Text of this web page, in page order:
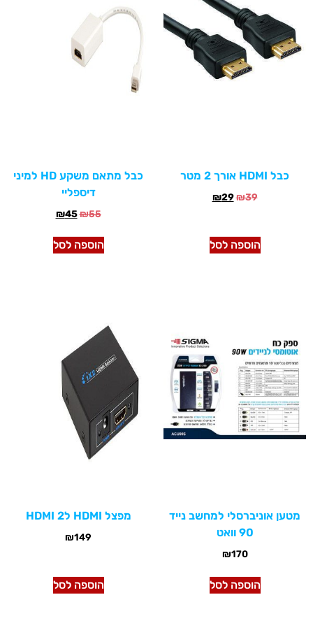
כבל HDMI אורך 2 מטר
₪39
₪29
הוספה לסל
כבל מתאם משקע HD למיני
דיספליי
₪55
₪45
הוספה לסל
מטען אוניברסלי למחשב נייד
90 וואט
₪170
הוספה לסל
מפצל HDMI ל2 HDMI
₪149
הוספה לסל